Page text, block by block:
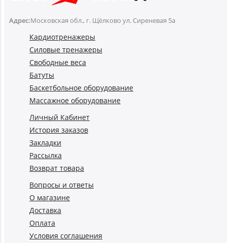
Адрес:Московская обл., г. Щёлково ул. Сиреневая 5а
Кардиотренажеры
Силовые тренажеры
Свободные веса
Батуты
Баскетбольное оборудование
Массажное оборудование
Личный Кабинет
История заказов
Закладки
Рассылка
Возврат товара
Вопросы и ответы
О магазине
Доставка
Оплата
Условия соглашения